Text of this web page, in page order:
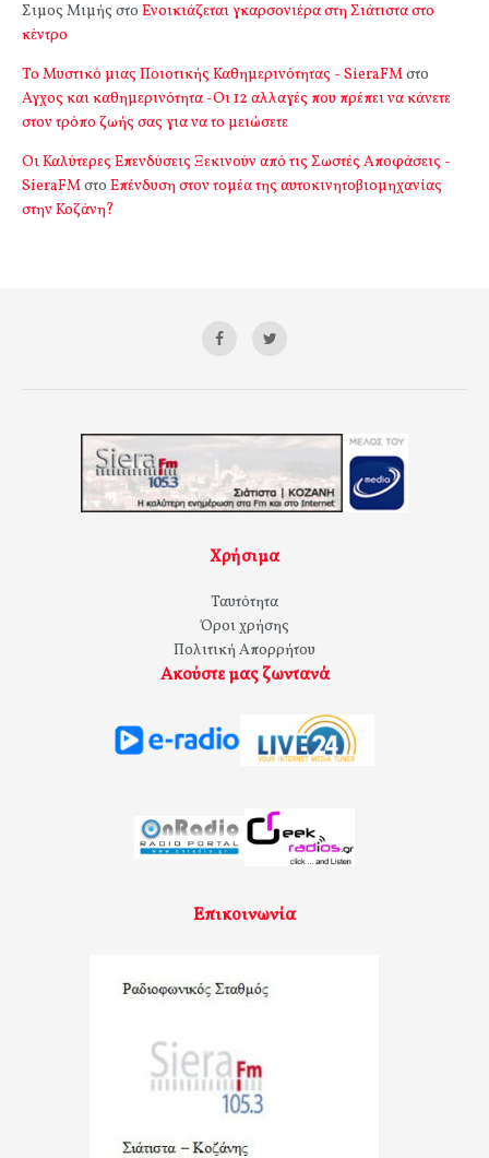
Σιμος Μιμής στο Ενοικιάζεται γκαρσονιέρα στη Σιάτιστα στο
κέντρο
Το Μυστικό μιας Ποιοτικής Καθημερινότητας - SieraFMστο
Αγχος και καθημερινότητα -Οι 12 αλλαγές που πρέπει να κάνετε
στον τρόπο ζωής σας για να το μειώσετε
Οι Καλύτερες Επενδύσεις Ξεκινούν από τις Σωστές Αποφάσεις -
SieraFMστο Επένδυση στον τομέα της αυτοκινητοβιομηχανίας
στην Κοζάνη?
Χρήσιμα
Ταυτότητα
Όροι χρήσης
Πολιτική Απορρήτου
Ακούστε μας ζωντανά
Επικοινωνία